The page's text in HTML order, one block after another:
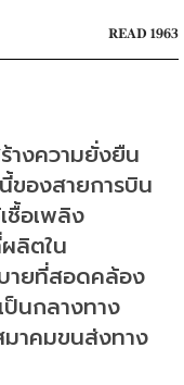
READ 1963
างความยั่งยืน
ของสายการบิน
ชื้อเพลิง
ลิตใน
ายที่สอดคล้อง
ป็นกลางทาง
าคมขนส่งทาง